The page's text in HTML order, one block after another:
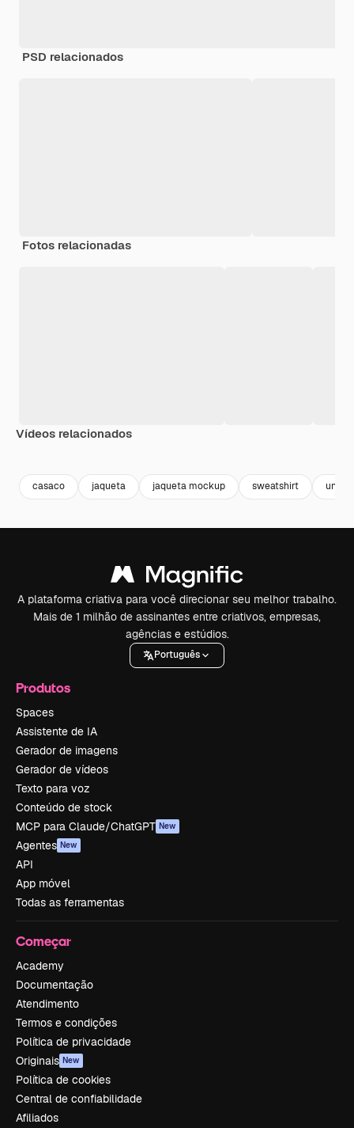
PSD relacionados
Fotos relacionadas
Vídeos relacionados
casaco jaqueta jaqueta mockup sweatshirt
A plataforma criativa para você direcionar seu melhor trabalho.
Mais de 1 milhão de assinantes entre criativos, empresas,
agências e estúdios.
Português
Produtos
Spaces
Assistente de IA
Gerador de imagens
Gerador de vídeos
Texto para voz
Conteúdo de stock
MCP para Claude/ChatGPT New
Agentes New
API
App móvel
Todas as ferramentas
Começar
Academy
Documentação
Atendimento
Termos e condições
Política de privacidade
Originais New
Política de cookies
Central de confiabilidade
Afiliados